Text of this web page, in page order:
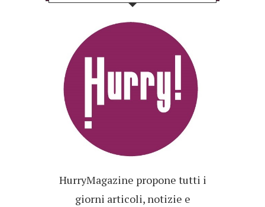
HurryMagazine propone tutti i
giorni articoli, notizie e